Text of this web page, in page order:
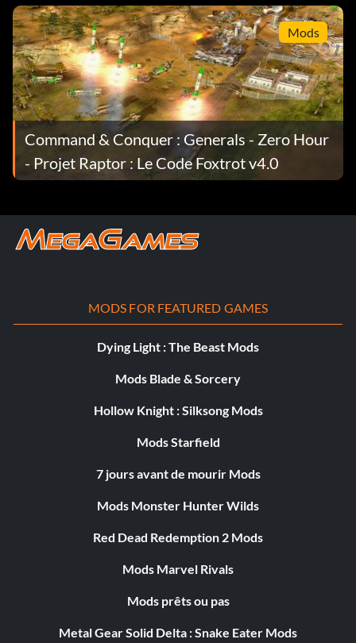
Mods
Command & Conquer : Generals - Zero Hour
- Projet Raptor : Le Code Foxtrot v4.0
MODS FOR FEATURED GAMES
Dying Light : The Beast Mods
Mods Blade & Sorcery
Hollow Knight : Silksong Mods
Mods Starfield
7 jours avant de mourir Mods
Mods Monster Hunter Wilds
Red Dead Redemption 2 Mods
Mods Marvel Rivals
Mods prêts ou pas
Metal Gear Solid Delta : Snake Eater Mods